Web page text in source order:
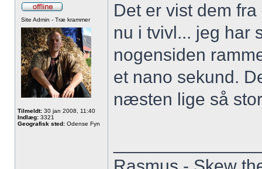
Site Admin - Træ krammer
Tilmeldt: 30 jan 2008, 11:40
Indlæg: 3321
Geografisk sted: Odense Fyn
Det er vist dem
nu i tvivl... jeg har
nogensiden
et nano sekund.
næsten lige så